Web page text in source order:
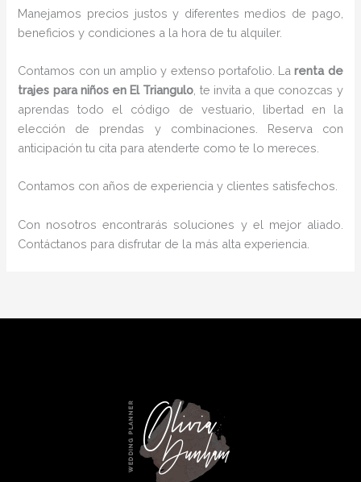
Manejamos precios justos y diferentes medios de pago,
beneficios y condiciones a la hora de tu alquiler.
Contamos con un amplio y extenso portafolio. Larenta de
trajes para niños en El Triangulo , te invita a que conozcas y
aprendas todo el código de vestuario, libertad en la
elección de prendas y combinaciones. Reserva con
anticipación tu cita para atenderte como te lo mereces.
Contamos con años de experiencia y clientes satisfechos.
Con nosotros encontrarás soluciones y el mejor aliado.
Contáctanos para disfrutar de la más alta experiencia.